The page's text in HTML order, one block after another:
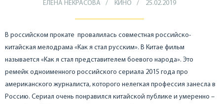
ЕЛЕНА НЕКРАСОВА КИНО 25.02.2019
В российском прокате провалилась совместная российско-
китайская мелодрама «Как я стал русским». В Китае фильм
называется «Как я стал представителем боевого народа». Это
ремейк одноименного российского сериала 2015 года про
американского журналиста, которого нелегкая профессия занесла в
Россию. Сериал очень понравился китайской публике и умеренно –